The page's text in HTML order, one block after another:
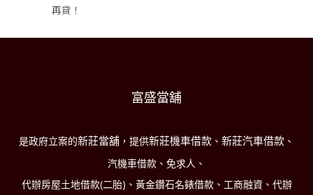
再貸！
富盛當舖
是政府立案的新莊當舖 ，提供新莊機車借款 、 新莊汽車借款 、
汽機車借款、免求人、
代辦房屋土地借款(二胎)、黃金鑽石名錶借款、工商融資、代辦